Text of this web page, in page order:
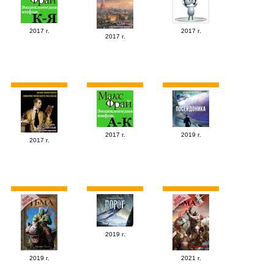
2017 г.
2017 г.
2017 г.
2017 г.
2017 г. 2019 г.
2019 г.
2019 г.
2021 г.